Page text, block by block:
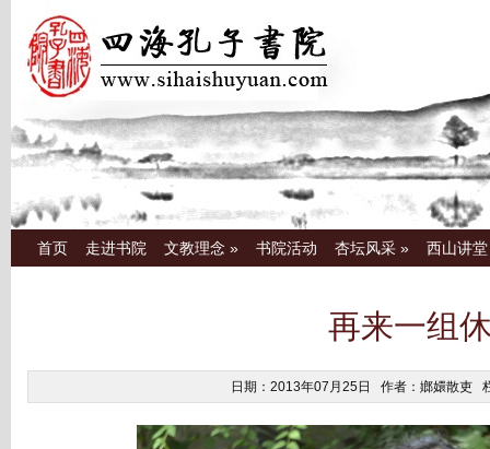
首页 走进书院 文教理念 » 书院活动 杏坛风采 » 西山讲堂
再来一组
日期：2013年07月25日 作者：嫏嬛散吏